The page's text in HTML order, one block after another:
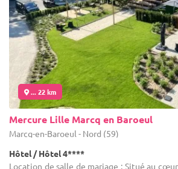
... 22 km
Mercure Lille Marcq en Baroeul
Marcq-en-Baroeul - Nord (59)
Hôtel / Hôtel 4****
Location de salle de mariage : Situé au